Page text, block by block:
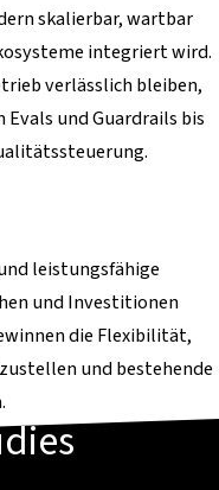
skalierbar, wartbar
integriert wird.
verlässlich bleiben,
Evals und Guardrails bis
leistungsfähige
und Investitionen
die Flexibilität,
und bestehende